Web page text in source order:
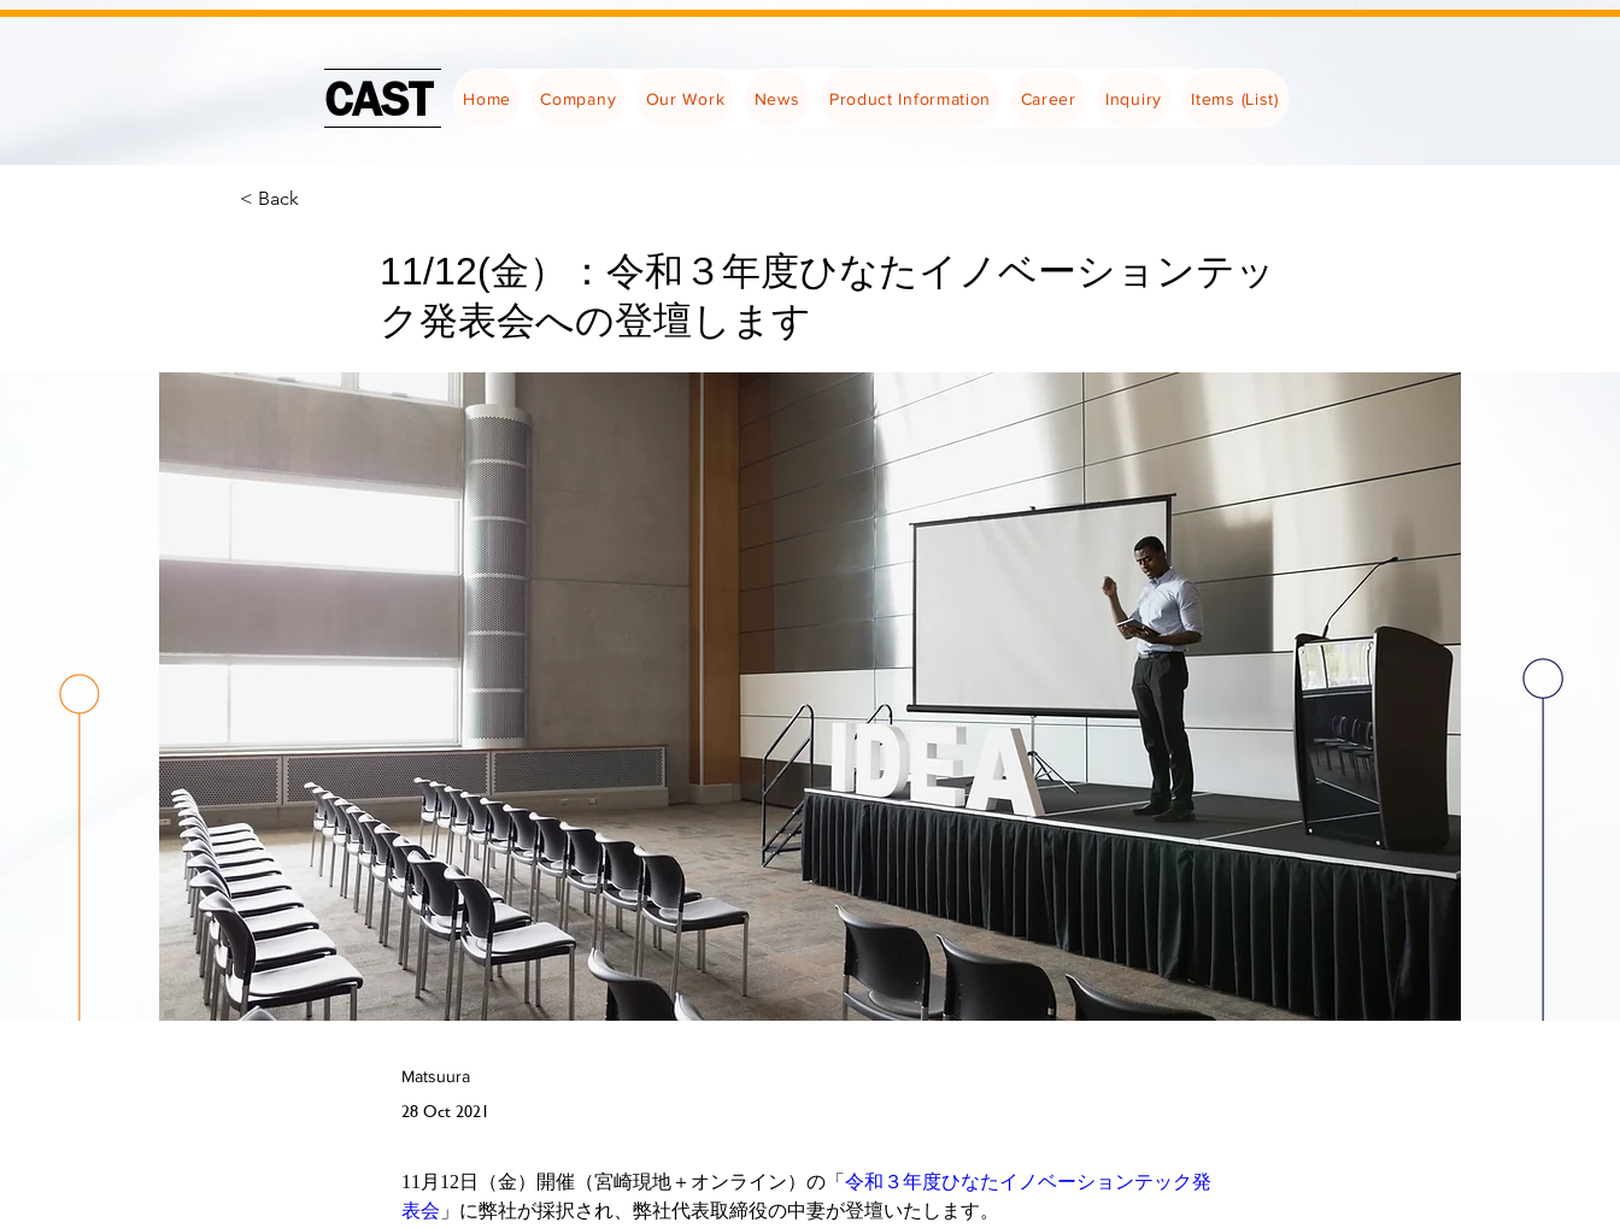
CAST Home Company Our Work News Product Information Career Inquiry Items (List)
< Back
11/12(金）：令和３年度ひなたイノベーションテッ
ク発表会への登壇します
Matsuura
28 Oct 2021
11月12日（金）開催（宮崎現地＋オンライン）の「 令和３年度ひなたイノベーションテック発
表会 」に弊社が採択され、弊社代表取締役の中妻が登壇いたします。